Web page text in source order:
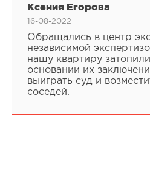
Ксения Егорова
16-08-2022
Обращались в центр
независимой
нашу квартиру
основании их
выиграть суд и
соседей.